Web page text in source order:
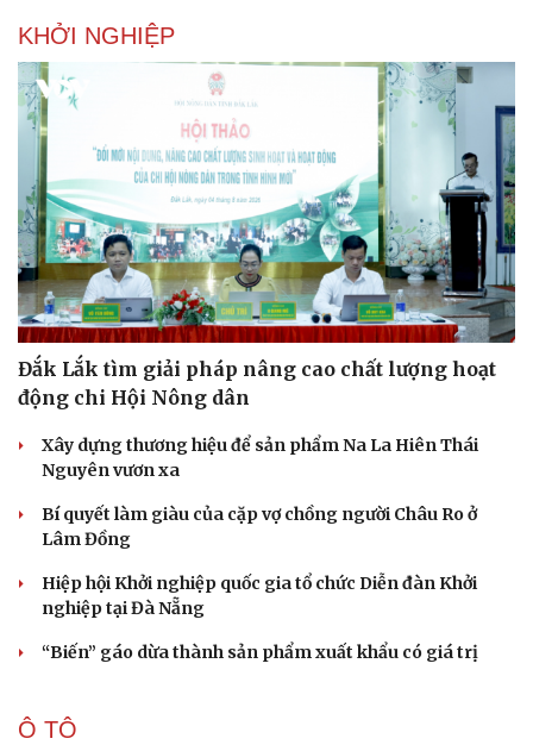
KHỞI NGHIỆP
Đắk Lắk tìm giải pháp nâng cao chất lượng hoạt
động chi Hội Nông dân
Xây dựng thương hiệu để sản phẩm Na La Hiên Thái
Nguyên vươn xa
Bí quyết làm giàu của cặp vợ chồng người Châu Ro ở
Lâm Đồng
Hiệp hội Khởi nghiệp quốc gia tổ chức Diễn đàn Khởi
nghiệp tại Đà Nẵng
“Biến” gáo dừa thành sản phẩm xuất khẩu có giá trị
Ô TÔ